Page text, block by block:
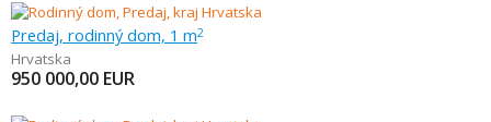
Predaj, rodinný dom, 1 m2
Hrvatska
950 000,00 EUR